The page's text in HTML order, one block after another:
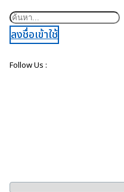
ค้นหา
ลงชื่อเข้าใช้
Follow Us :